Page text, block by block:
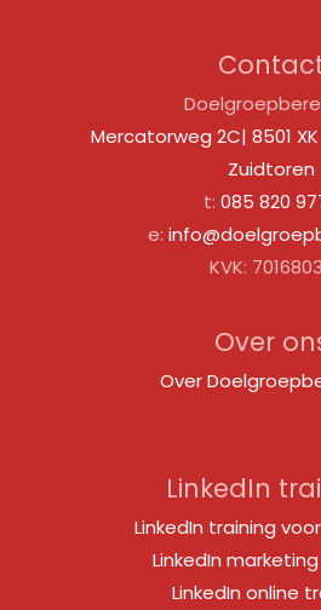
Mercatorweg 2C| 8501
Zuidtoren
t: 085 820
e:
KVK:
Over
Over
LinkedIn
LinkedIn training
LinkedIn
LinkedIn online